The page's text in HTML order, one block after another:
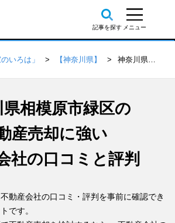
いろは」 【神奈川県】 神奈川県相模原市緑区の不動産会社 口コミ・評判一覧
相模原市緑区の
産売却に強い
社の口コミと評判
動産会社の口コミ・評判を事前に確認でき
です。